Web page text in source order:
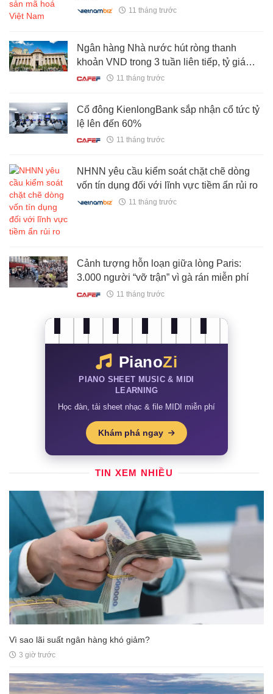
11 tháng trước
Ngân hàng Nhà nước hút ròng thanh
khoản VND trong 3 tuần liên tiếp, tỷ giá
USD hạ nhiệt11 tháng trước
Cổ đông KienlongBank sắp nhận cổ tức tỷ
lệ lên đến 60%
11 tháng trước
NHNN yêu cầu kiểm soát chặt chẽ dòng
vốn tín dụng đối với lĩnh vực tiềm ẩn rủi ro
11 tháng trước
Cảnh tượng hỗn loạn giữa lòng Paris:
3.000 người “vỡ trận” vì gà rán miễn phí
11 tháng trước
PianoZi
PIANO SHEET MUSIC & MIDI
LEARNING
Học đàn, tải sheet nhạc & file MIDI miễn phí
Khám phá ngay
TIN XEM NHIỀU
Vì sao lãi suất ngân hàng khó giảm?
3 giờ trước